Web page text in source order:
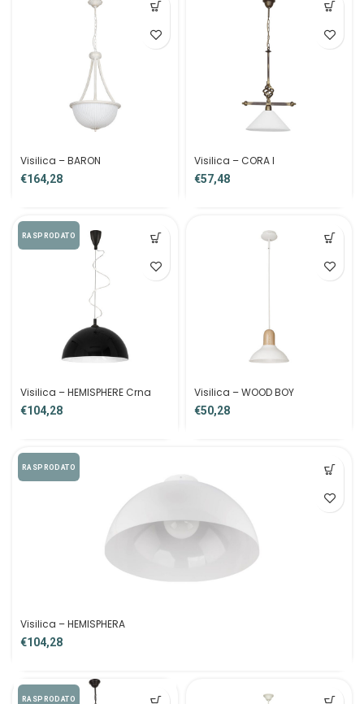
Visilica – BARON
€
Visilica – CORA I
€
RASPRODATO
Visilica – HEMISPHERE Crna
€
Visilica – WOOD BOY
€
RASPRODATO
Visilica – HEMISPHERA
€
RASPRODATO